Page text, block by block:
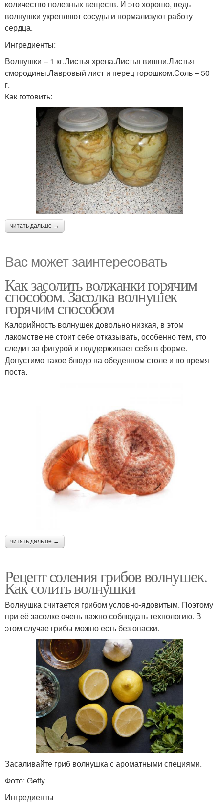
количество полезных веществ. И это хорошо, ведь
волнушки укрепляют сосуды и нормализуют работу
сердца.
Ингредиенты:
Волнушки – 1 кг.Листья хрена.Листья вишни.Листья
смородины.Лавровый лист и перец горошком.Соль – 50
г.
Как готовить:
читать дальше →
Вас может заинтересовать
Как засолить волжанки горячим
способом. Засолка волнушек
горячим способом
Калорийность волнушек довольно низкая, в этом
лакомстве не стоит себе отказывать, особенно тем, кто
следит за фигурой и поддерживает себя в форме.
Допустимо такое блюдо на обеденном столе и во время
поста.
читать дальше →
Рецепт соления грибов волнушек.
Как солить волнушки
Волнушка считается грибом условно-ядовитым. Поэтому
при её засолке очень важно соблюдать технологию. В
этом случае грибы можно есть без опаски.
Засаливайте гриб волнушка с ароматными специями.
Фото: Getty
Ингредиенты